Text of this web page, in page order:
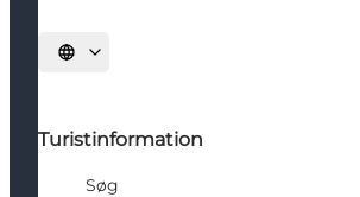
Vælg sprog
Turistinformation
Søg